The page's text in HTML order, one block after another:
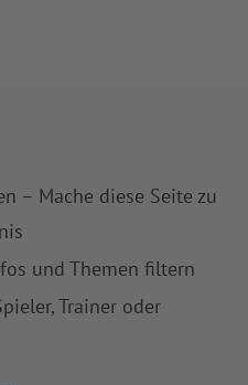
– Mache diese Seite zu
und Themen filtern
Trainer oder